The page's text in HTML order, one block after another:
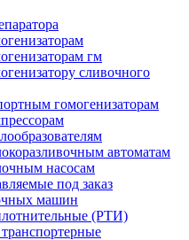
гм
сливочного
гомогенизаторам
автоматам
насосам
под заказ
машин
(РТИ)